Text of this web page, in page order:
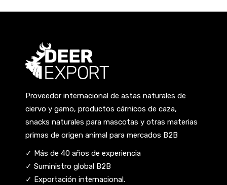
Proveedor internacional de astas naturales de
ciervo y gamo, productos cárnicos de caza,
snacks naturales para mascotas y otras materias
primas de origen animal para mercados B2B
✓ Más de 40 años de experiencia
✓ Suministro global B2B
✓ Exportación internacional.